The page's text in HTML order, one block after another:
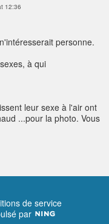
12:36
personne.
à qui
leur sexe à l'air ont
...pour la photo. Vous
de service
par